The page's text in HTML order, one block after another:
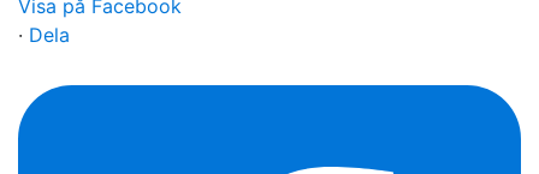
Visa på Facebook
· Dela